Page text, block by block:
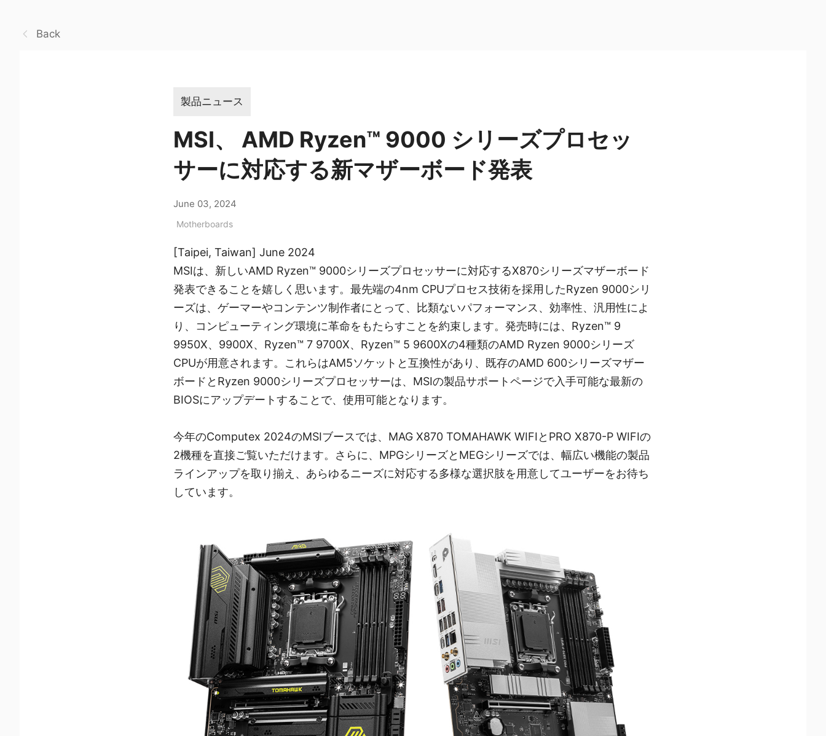
Back
製品ニュース
MSI、 AMD Ryzen™ 9000 シリーズプロセッ
サーに対応する新マザーボード発表
June 03, 2024
Motherboards
[Taipei, Taiwan] June 2024
MSIは、新しいAMD Ryzen™ 9000シリーズプロセッサーに対応するX870シリーズマザーボード
発表できることを嬉しく思います。最先端の4nm CPUプロセス技術を採用したRyzen 9000シリ
ーズは、ゲーマーやコンテンツ制作者にとって、比類ないパフォーマンス、効率性、汎用性によ
り、コンピューティング環境に革命をもたらすことを約束します。発売時には、Ryzen™ 9
9950X、9900X、Ryzen™ 7 9700X、Ryzen™ 5 9600Xの4種類のAMD Ryzen 9000シリーズ
CPUが用意されます。これらはAM5ソケットと互換性があり、既存のAMD 600シリーズマザー
ボードとRyzen 9000シリーズプロセッサーは、MSIの製品サポートページで入手可能な最新の
BIOSにアップデートすることで、使用可能となります。
今年のComputex 2024のMSIブースでは、MAG X870 TOMAHAWK WIFIとPRO X870-P WIFIの
2機種を直接ご覧いただけます。さらに、MPGシリーズとMEGシリーズでは、幅広い機能の製品
ラインアップを取り揃え、あらゆるニーズに対応する多様な選択肢を用意してユーザーをお待ち
しています。